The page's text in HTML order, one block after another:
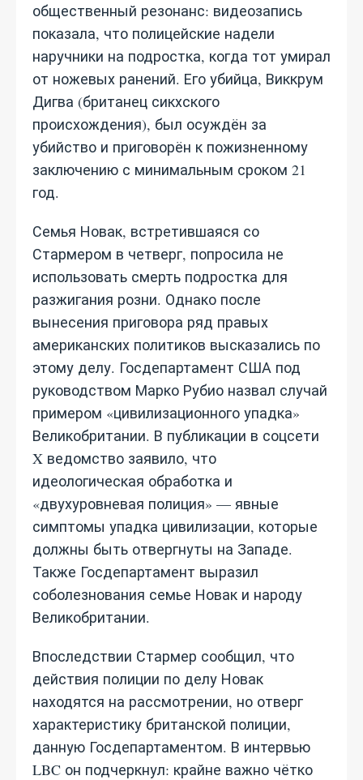
общественный резонанс: видеозапись
показала, что полицейские надели
наручники на подростка, когда тот умирал
от ножевых ранений. Его убийца, Виккрум
Дигва (британец сикхского
происхождения), был осуждён за
убийство и приговорён к пожизненному
заключению с минимальным сроком 21
год.
Семья Новак, встретившаяся со
Стармером в четверг, попросила не
использовать смерть подростка для
разжигания розни. Однако после
вынесения приговора ряд правых
американских политиков высказались по
этому делу. Госдепартамент США под
руководством Марко Рубио назвал случай
примером «цивилизационного упадка»
Великобритании. В публикации в соцсети
X ведомство заявило, что
идеологическая обработка и
«двухуровневая полиция» — явные
симптомы упадка цивилизации, которые
должны быть отвергнуты на Западе.
Также Госдепартамент выразил
соболезнования семье Новак и народу
Великобритании.
Впоследствии Стармер сообщил, что
действия полиции по делу Новак
находятся на рассмотрении, но отверг
характеристику британской полиции,
данную Госдепартаментом. В интервью
LBC он подчеркнул: крайне важно чётко